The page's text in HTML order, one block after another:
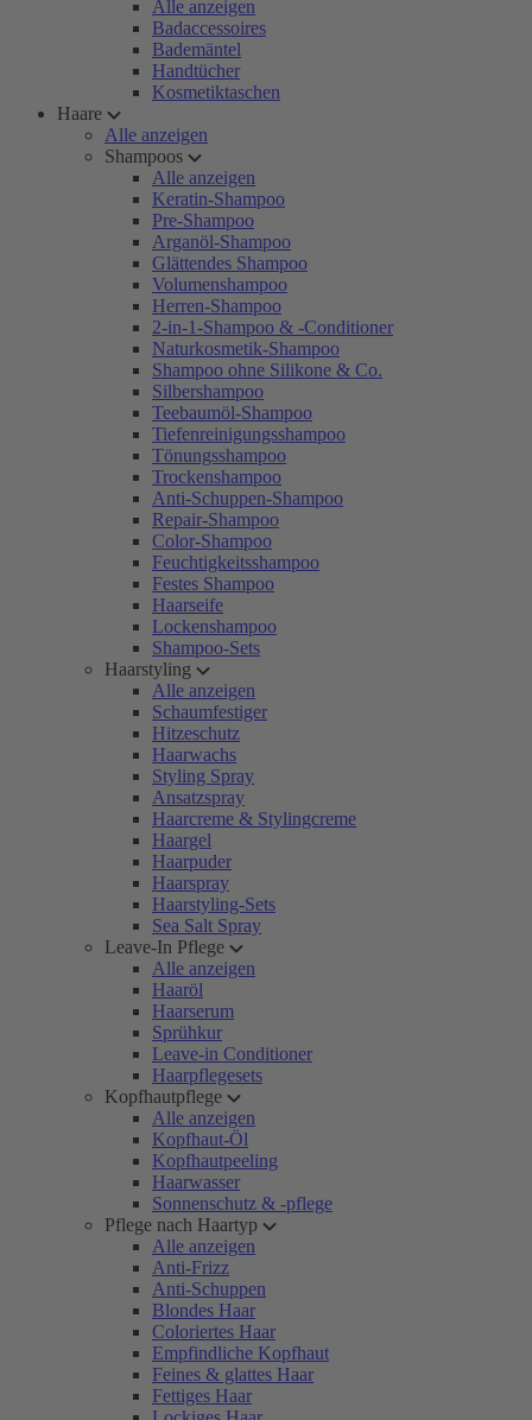
Alle anzeigen
Badaccessoires
Bademäntel
Handtücher
Kosmetiktaschen
Haare
Alle anzeigen
Shampoos
Alle anzeigen
Keratin-Shampoo
Pre-Shampoo
Arganöl-Shampoo
Glättendes Shampoo
Volumenshampoo
Herren-Shampoo
2-in-1-Shampoo & -Conditioner
Naturkosmetik-Shampoo
Shampoo ohne Silikone & Co.
Silbershampoo
Teebaumöl-Shampoo
Tiefenreinigungsshampoo
Tönungsshampoo
Trockenshampoo
Anti-Schuppen-Shampoo
Repair-Shampoo
Color-Shampoo
Feuchtigkeitsshampoo
Festes Shampoo
Haarseife
Lockenshampoo
Shampoo-Sets
Haarstyling
Alle anzeigen
Schaumfestiger
Hitzeschutz
Haarwachs
Styling Spray
Ansatzspray
Haarcreme & Stylingcreme
Haargel
Haarpuder
Haarspray
Haarstyling-Sets
Sea Salt Spray
Leave-In Pflege
Alle anzeigen
Haaröl
Haarserum
Sprühkur
Leave-in Conditioner
Haarpflegesets
Kopfhautpflege
Alle anzeigen
Kopfhaut-Öl
Kopfhautpeeling
Haarwasser
Sonnenschutz & -pflege
Pflege nach Haartyp
Alle anzeigen
Anti-Frizz
Anti-Schuppen
Blondes Haar
Coloriertes Haar
Empfindliche Kopfhaut
Feines & glattes Haar
Fettiges Haar